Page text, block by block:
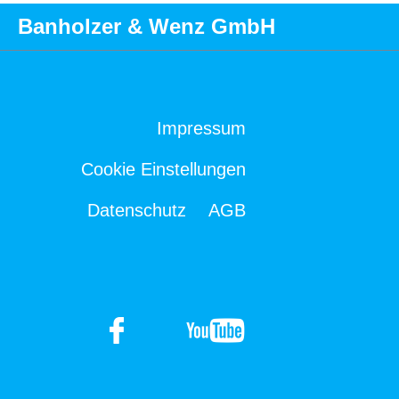
Banholzer & Wenz GmbH
Impressum
Cookie Einstellungen
Datenschutz AGB